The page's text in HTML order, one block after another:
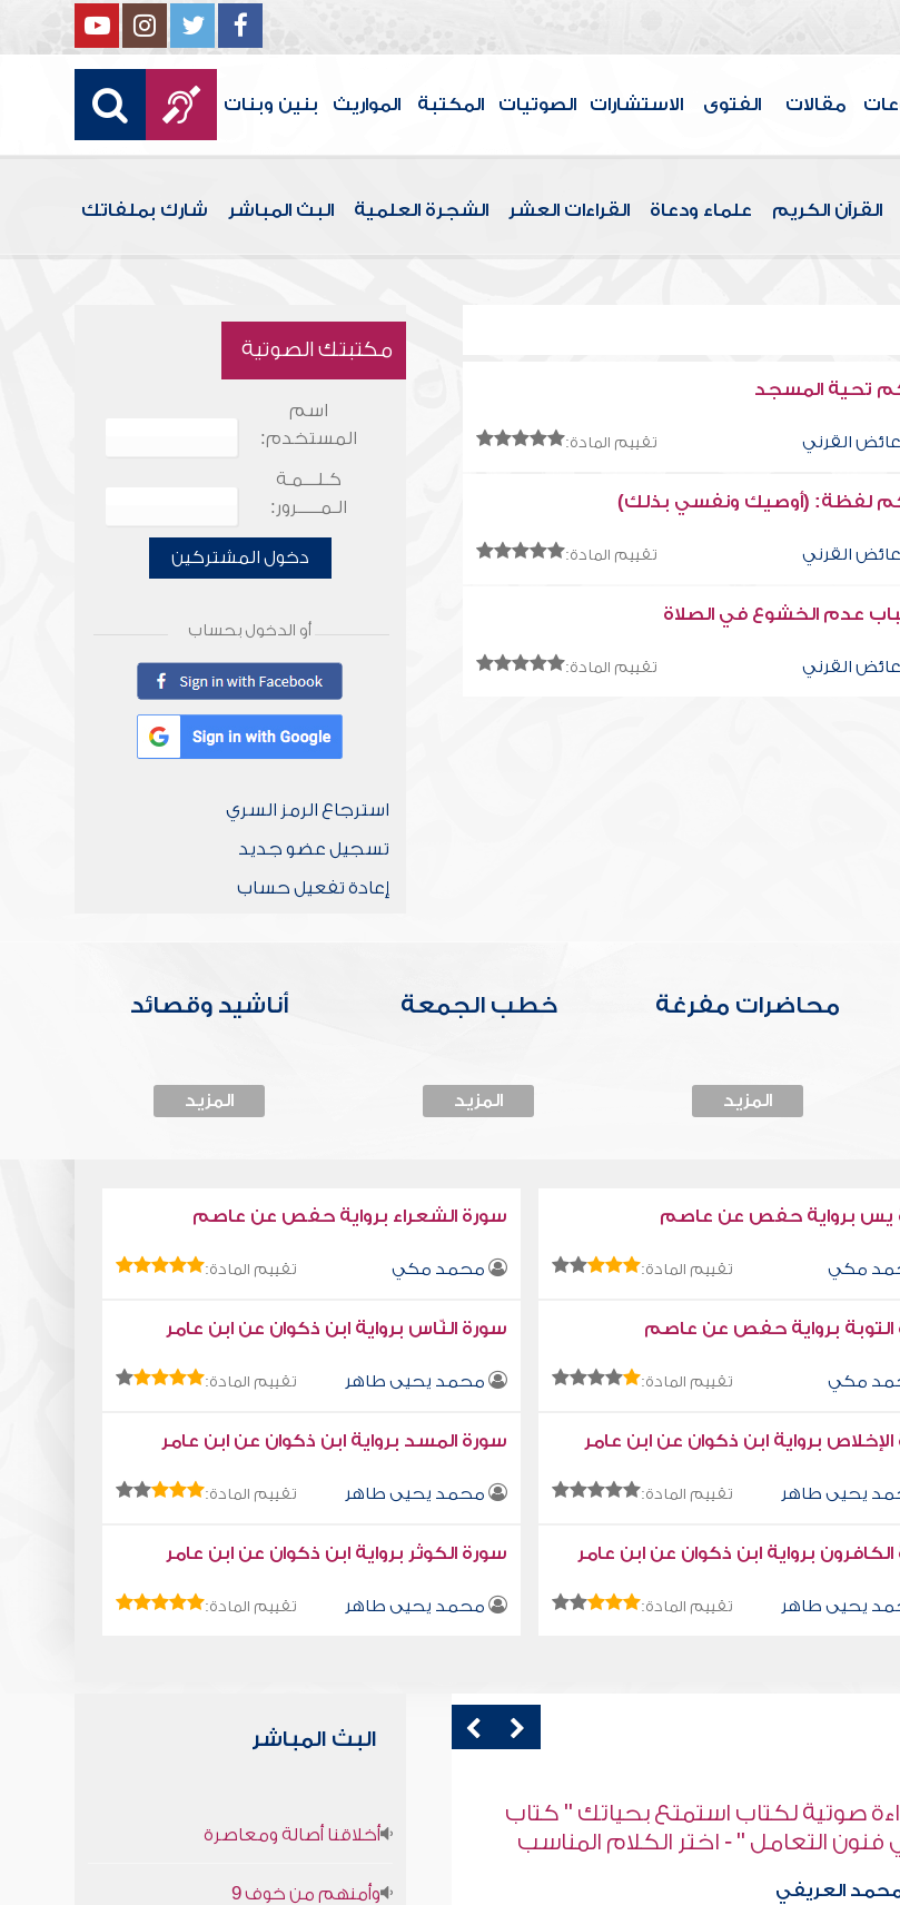
مقالات الفتوى الاستشارات الصوتيات المكتبة المواريث بنين وبنات
القرآن الكريم علماء ودعاة القراءات العشر الشجرة العلمية البث المباشر شارك بملفاتك
تحية المسجد
عائض القرني تقييم المادة:
لفظة: (أوصيك ونفسي بذلك)
عائض القرني تقييم المادة:
عدم الخشوع في الصلاة
عائض القرني تقييم المادة:
مكتبتك الصوتية
اسم
المستخدم:
كـلـــمـة
الـمـــــرور:
دخول المشتركين
أو الدخول بحساب
استرجاع الرمز السري
تسجيل عضو جديد
إعادة تفعيل حساب
محاضرات مفرغة
المزيد
خطب الجمعة
المزيد
أناشيد وقصائد
المزيد
يس برواية حفص عن عاصم
مكي تقييم المادة:
سورة الشعراء برواية حفص عن عاصم
محمد مكي تقييم المادة:
التوبة برواية حفص عن عاصم
مكي تقييم المادة:
سورة النّاس برواية ابن ذكوان عن ابن عامر
محمد يحيى طاهر تقييم المادة:
برواية ابن ذكوان عن ابن عامر
يحيى طاهر تقييم المادة:
سورة المسد برواية ابن ذكوان عن ابن عامر
محمد يحيى طاهر تقييم المادة:
برواية ابن ذكوان عن ابن عامر
يحيى طاهر تقييم المادة:
سورة الكوثر برواية ابن ذكوان عن ابن عامر
محمد يحيى طاهر تقييم المادة:
صوتية لكتاب استمتع بحياتك " كتاب
فنون التعامل " - اهتم بالآخرين
العريفي
البث المباشر
أخلاقنا أصالة ومعاصرة
وأمنهم من خوف 9